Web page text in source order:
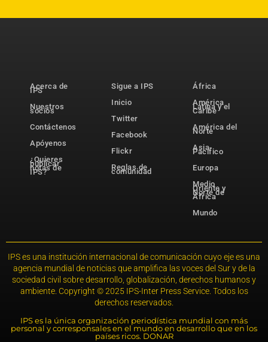
Acerca de
IPS
Nuestros
socios
Contáctenos
Apóyenos
¿Quieres
publicar
notas de
IPS?
Sigue a IPS
Inicio
Twitter
Facebook
Flickr
Reglas de
comunidad
África
América
Latina y el
Caribe
América del
Norte
Asia-
Pacífico
Europa
Medio
Oriente y
Norte de
África
Mundo
IPS es una institución internacional de comunicación cuyo eje es una
agencia mundial de noticias que amplifica las voces del Sur y de la
sociedad civil sobre desarrollo, globalización, derechos humanos y
ambiente. Copyright © 2025 IPS-Inter Press Service. Todos los
derechos reservados.
IPS es la única organización periodística mundial con más
personal y corresponsales en el mundo en desarrollo que en los
países ricos. DONAR